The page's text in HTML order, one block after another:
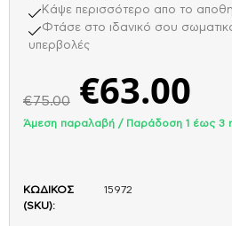
Κάψε περισσότερο απο το
Φτάσε στο ιδανικό σου
υπερβολές
€75.00 €63.00
Άμεση παραλαβή / Παράδoση 1 έως 3
ΚΩΔΙΚΟΣ
(SKU):
15972